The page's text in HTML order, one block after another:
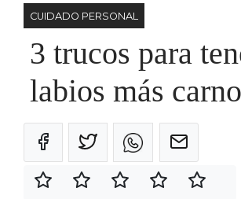
CUIDADO PERSONAL
3 trucos para
labios más